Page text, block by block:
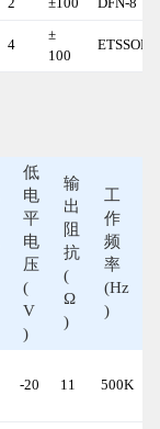
2 ±100 DFN-8（
4
±
100
ETSSOP-
低
电
平
电
压
(
V
)
输
出
阻
抗
(
Ω
)
工
作
频
率
(Hz
)
-20 11 500K